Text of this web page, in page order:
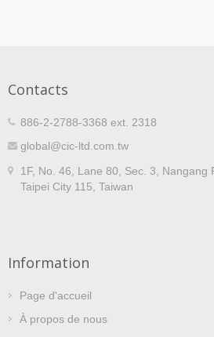
Contacts
886-2-2788-3368 ext. 2318
global@cic-ltd.com.tw
1F, No. 46, Lane 80, Sec. 3, Nangang
Taipei City 115, Taiwan
Information
Page d'accueil
À propos de nous